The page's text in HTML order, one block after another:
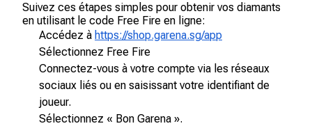
Suivez ces étapes simples pour obtenir vos diamants
en utilisant le code Free Fire en ligne:
Accédez à https://shop.garena.sg/app
Sélectionnez Free Fire
Connectez-vous à votre compte via les réseaux
sociaux liés ou en saisissant votre identifiant de
joueur.
Sélectionnez « Bon Garena ».